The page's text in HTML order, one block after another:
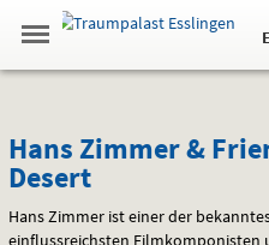
Springe
zum
,zum
.
Navigation
Gehe
zur
Standortauswahl
Hinweis
Hans
Zimmer
&
Hans Zimmer &
Desert
Hans Zimmer ist einer der
einflussreichsten Filmkomponisten